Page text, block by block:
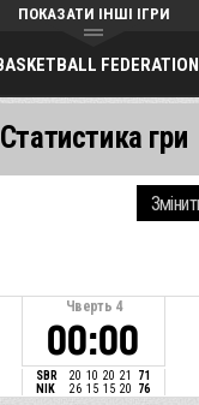
FEDERATION
ПОКАЗАТИ ІНШІ ІГРИ
Чверть 4
00:00
SBR 20 10 20 21
71
NIK
26 15 15 20 76
Статистика гри